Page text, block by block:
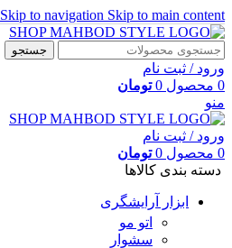
Skip to navigation Skip to main content
جستجو
ورود / ثبت نام
0 محصول 0 تومان
منو
ورود / ثبت نام
0 محصول 0 تومان
دسته بندی کالاها
ابزار آرایشگری
اتو مو
سشوار